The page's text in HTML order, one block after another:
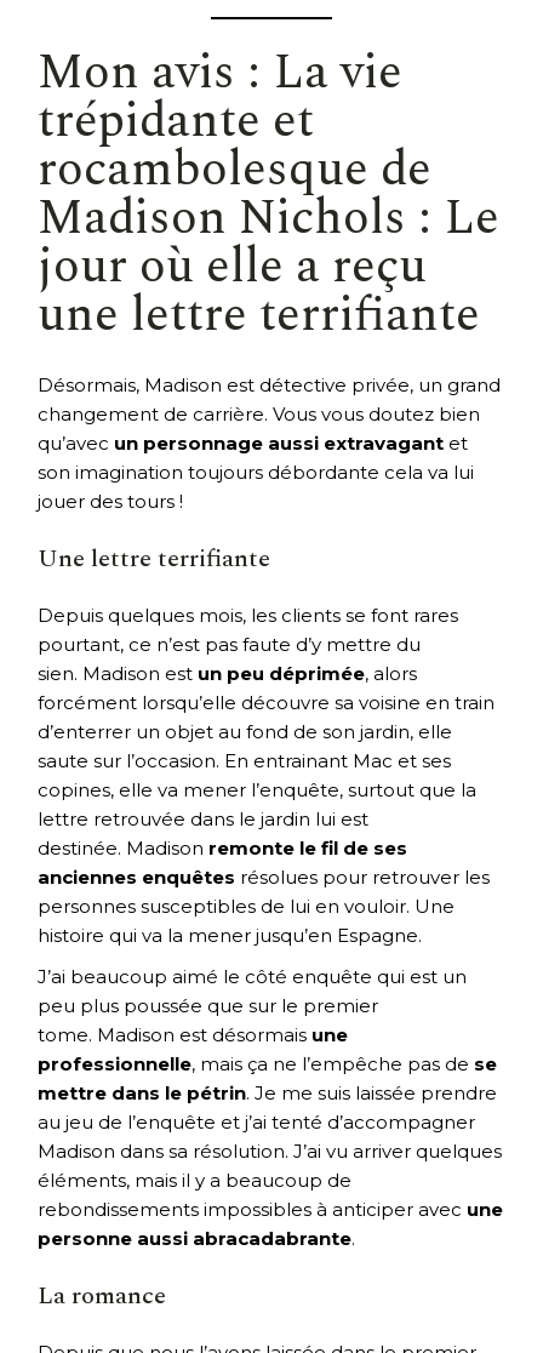
Mon avis : La vie
trépidante et
rocambolesque de
Madison Nichols : Le
jour où elle a reçu
une lettre terrifiante
Désormais, Madison est détective privée, un grand
changement de carrière. Vous vous doutez bien
qu’avec un personnage aussi extravagant et
son imagination toujours débordante cela va lui
jouer des tours !
Une lettre terrifiante
Depuis quelques mois, les clients se font rares
pourtant, ce n’est pas faute d’y mettre du
sien. Madison est un peu déprimée, alors
forcément lorsqu’elle découvre sa voisine en train
d’enterrer un objet au fond de son jardin, elle
saute sur l’occasion. En entrainant Mac et ses
copines, elle va mener l’enquête, surtout que la
lettre retrouvée dans le jardin lui est
destinée. Madison remonte le fil de ses
anciennes enquêtes résolues pour retrouver les
personnes susceptibles de lui en vouloir. Une
histoire qui va la mener jusqu’en Espagne.
J’ai beaucoup aimé le côté enquête qui est un
peu plus poussée que sur le premier
tome. Madison est désormais une
professionnelle, mais ça ne l’empêche pas de se
mettre dans le pétrin. Je me suis laissée prendre
au jeu de l’enquête et j’ai tenté d’accompagner
Madison dans sa résolution. J’ai vu arriver quelques
éléments, mais il y a beaucoup de
rebondissements impossibles à anticiper avec une
personne aussi abracadabrante.
La romance